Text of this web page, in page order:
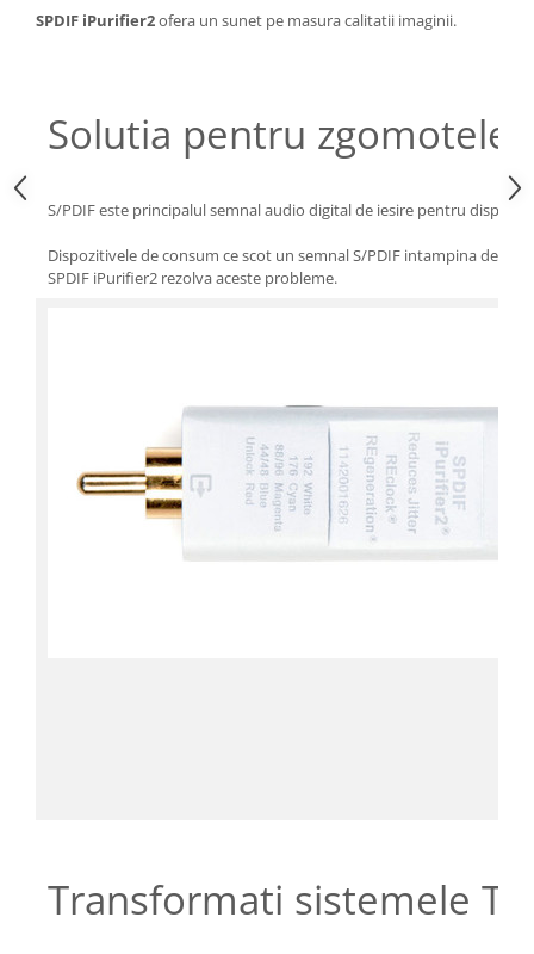
SPDIF iPurifier2ofera un sunet pe masura calitatii imaginii.
Solutia pentru zgomotele
S/PDIF este principalul semnal audio digital de iesire pentru
Dispozitivele de consum ce scot un semnal S/PDIF intampina de
SPDIF iPurifier2 rezolva aceste probleme.
Transformati sistemele